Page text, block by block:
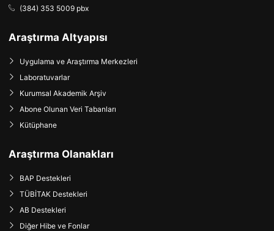
(384) 353 5009 pbx
Araştırma Altyapısı
Uygulama ve Araştırma Merkezleri
Laboratuvarlar
Kurumsal Akademik Arşiv
Abone Olunan Veri Tabanları
Kütüphane
Araştırma Olanakları
BAP Destekleri
TÜBİTAK Destekleri
AB Destekleri
Diğer Hibe ve Fonlar